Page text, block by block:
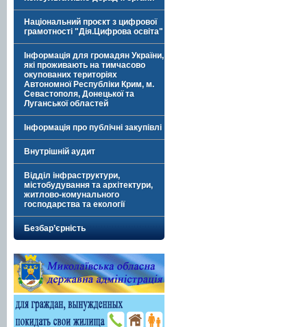
Національний проєкт з цифрової
грамотності "Дія.Цифрова освіта"
Інформація для громадян України,
які проживають на тимчасово
окупованих територіях
Автономної Республіки Крим, м.
Севастополя, Донецької та
Луганської областей
Інформація про публічні закупівлі
Внутрішній аудит
Відділ інфраструктури,
містобудування та архітектури,
житлово-комунального
господарства та екології
Безбар’єрність